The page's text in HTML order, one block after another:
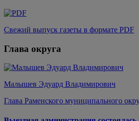
Свежий выпуск газеты в формате PDF
Глава округа
Малышев Эдуард Владимирович
Глава Раменского муниципального